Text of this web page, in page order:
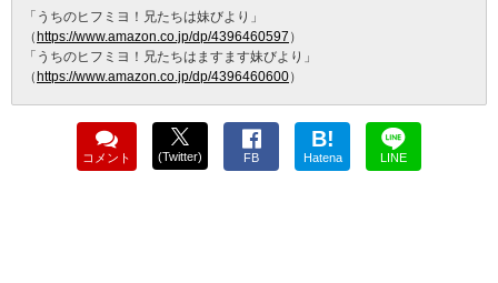
「うちのヒフミヨ！兄たちは妹びより」
（ https://www.amazon.co.jp/dp/4396460597 ）
「うちのヒフミヨ！兄たちはますます妹びより」
（ https://www.amazon.co.jp/dp/4396460600）
コメント (Twitter) FB
B!
Hatena LINE